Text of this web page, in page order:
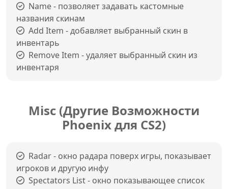
Name - позволяет задавать кастомные
названия скинам
Add Item - добавляет выбранный скин в
инвентарь
Remove Item - удаляет выбранный скин из
инвентаря
Misc (Другие Возможности
Phoenix для CS2)
Radar - окно радара поверх игры, показывает
игроков и другую инфу
Spectators List - окно показывающее список